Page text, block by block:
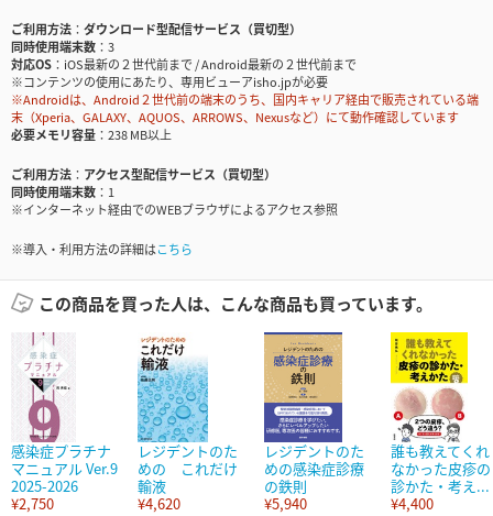
ご利用方法
ダウンロード型配信サービス（買切型）
同時使用端末数
3
対応OS
iOS最新の２世代前まで / Android最新の２世代前まで
※コンテンツの使用にあたり、専用ビューアisho.jpが必要
※Androidは、Android２世代前の端末のうち、国内キャリア経由で販売されている端
末（Xperia、GALAXY、AQUOS、ARROWS、Nexusなど）にて動作確認しています
必要メモリ容量
238 MB以上
ご利用方法
アクセス型配信サービス（買切型）
同時使用端末数
1
※インターネット経由でのWEBブラウザによるアクセス参照
※導入・利用方法の詳細はこちら
この商品を買った人は、こんな商品も買っています。
感染症プラチナ
マニュアル Ver.9
2025-2026
¥2,750
レジデントのた
めの これだけ
輸液
¥4,620
レジデントのた
めの感染症診療
の鉄則
¥5,940
誰も教えてくれ
なかった皮疹の
診かた・考え...
¥4,400